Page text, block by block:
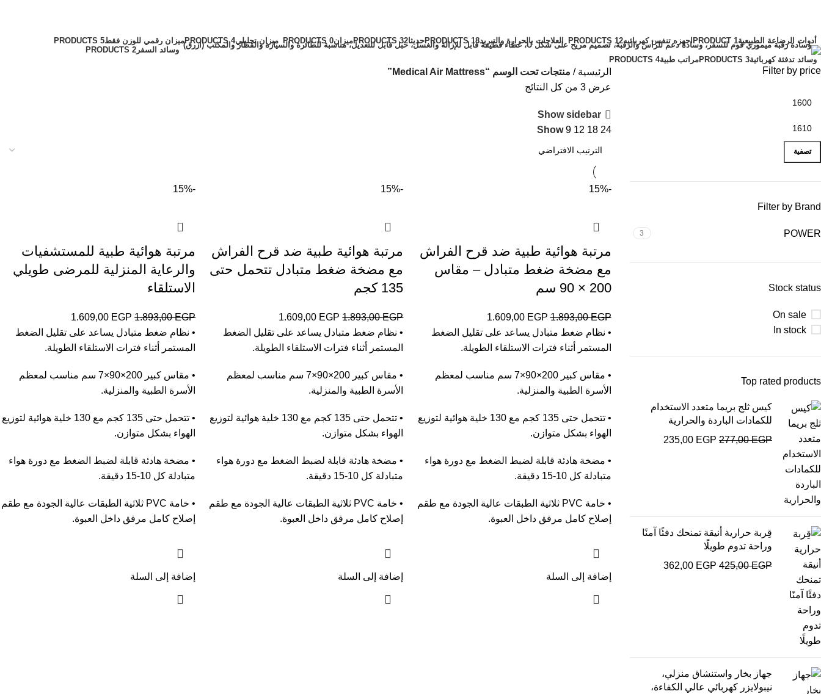
أدوات الرضاعة الطبيعية1 PRODUCT اجهزه تنفس كهربائيه12 PRODUCTS العلاجات بالحرارة والتبريد18 PRODUCTS حديثا32 PRODUCTS ميزان0 PRODUCTS ميزان تحليلي4 PRODUCTS ميزان رقمي للوزن فقط5 PRODUCTS
وسائد السفر 2 PRODUCTS
وسائد تدفئة كهربائية3 PRODUCTS مراتب طبية4 PRODUCTS
Filter by price
تصفية
Filter by Brand
POWER
3
Stock status
On sale
In stock
Top rated products
كيس ثلج بريما متعدد الاستخدام
للكمادات الباردة والحرارية
277,00EGP
235,00 EGP
قِربة حرارية أنيقة تمنحك دفئًا آمنًا
وراحة تدوم طويلًا
425,00EGP
362,00 EGP
جهاز بخار واستنشاق منزلي،
نيبولايزر كهربائي عالي الكفاءة،
الرئيسية
منتجات تحت الوسم “Medical Air Mattress”
عرض ⁦3⁩ من كل النتائج
Show sidebar
Show9 12 18 24
-15%
مرتبة هوائية طبية ضد قرح الفراش
مع مضخة ضغط متبادل – مقاس
200 × 90 سم
1.893,00EGP
1.609,00 EGP
• نظام ضغط متبادل يساعد على تقليل الضغط
المستمر أثناء فترات الاستلقاء الطويلة.
• مقاس كبير 200×90×7 سم مناسب لمعظم
الأسرة الطبية والمنزلية.
• تتحمل حتى 135 كجم مع 130 خلية هوائية لتوزيع
الهواء بشكل متوازن.
• مضخة هادئة قابلة لضبط الضغط مع دورة هواء
متبادلة كل 10-15 دقيقة.
• خامة PVC ثلاثية الطبقات عالية الجودة مع طقم
إصلاح كامل مرفق داخل العبوة.
إضافة إلى السلة
-15%
مرتبة هوائية طبية ضد قرح الفراش
مع مضخة ضغط متبادل تتحمل حتى
135 كجم
1.893,00EGP
1.609,00 EGP
• نظام ضغط متبادل يساعد على تقليل الضغط
المستمر أثناء فترات الاستلقاء الطويلة.
• مقاس كبير 200×90×7 سم مناسب لمعظم
الأسرة الطبية والمنزلية.
• تتحمل حتى 135 كجم مع 130 خلية هوائية لتوزيع
الهواء بشكل متوازن.
• مضخة هادئة قابلة لضبط الضغط مع دورة هواء
متبادلة كل 10-15 دقيقة.
• خامة PVC ثلاثية الطبقات عالية الجودة مع طقم
إصلاح كامل مرفق داخل العبوة.
إضافة إلى السلة
-15%
مرتبة هوائية طبية للمستشفيات
والرعاية المنزلية للمرضى طويلي
الاستلقاء
1.893,00EGP
1.609,00 EGP
• نظام ضغط متبادل يساعد على تقليل الضغط
المستمر أثناء فترات الاستلقاء الطويلة.
• مقاس كبير 200×90×7 سم مناسب لمعظم
الأسرة الطبية والمنزلية.
• تتحمل حتى 135 كجم مع 130 خلية هوائية لتوزيع
الهواء بشكل متوازن.
• مضخة هادئة قابلة لضبط الضغط مع دورة هواء
متبادلة كل 10-15 دقيقة.
• خامة PVC ثلاثية الطبقات عالية الجودة مع طقم
إصلاح كامل مرفق داخل العبوة.
إضافة إلى السلة